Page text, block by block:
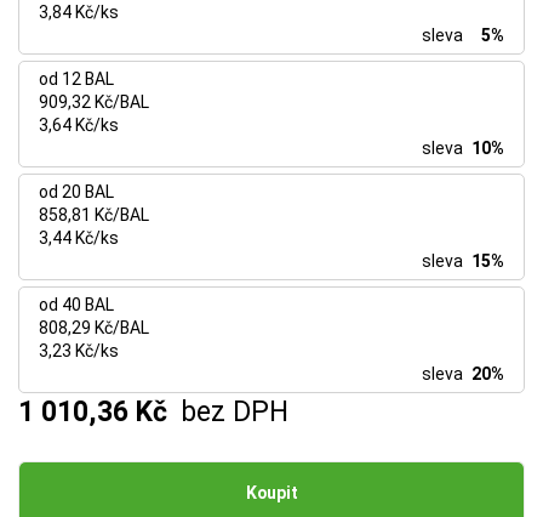
3,84 Kč/ks
sleva
5%
od 12 BAL
909,32 Kč/BAL
3,64 Kč/ks
sleva 10%
od 20 BAL
858,81 Kč/BAL
3,44 Kč/ks
sleva 15%
od 40 BAL
808,29 Kč/BAL
3,23 Kč/ks
sleva 20%
1 010,36 Kč bez DPH
Koupit